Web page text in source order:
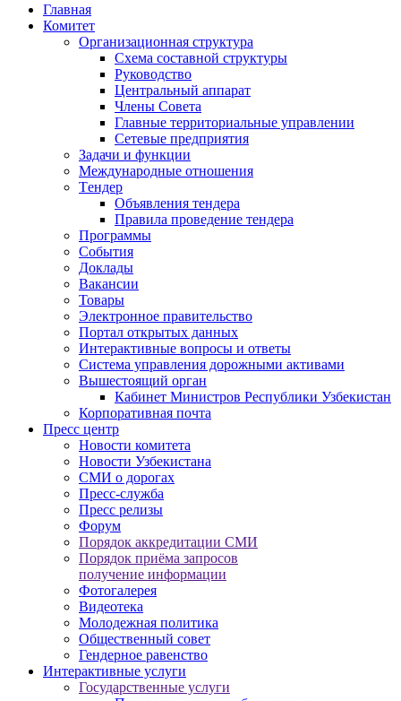
Главная
Комитет
Организационная структура
Схема составной структуры
Руководство
Центральный аппарат
Члены Совета
Главные территориальные управлении
Сетевые предприятия
Задачи и функции
Международные отношения
Tендер
Объявления тендера
Правила проведение тендера
Программы
Cобытия
Доклады
Вакансии
Товары
Электронное правительство
Портал открытых данных
Интерактивные вопросы и ответы
Система управления дорожными активами
Вышестоящий орган
Кабинет Министров Республики Узбекистан
Корпоративная почта
Пресс центр
Новости комитета
Новости Узбекистана
СМИ о дорогах
Пресс-служба
Пресс релизы
Форум
Порядок аккредитации СМИ
Порядок приёма запросов
получение информации
Фотогалерея
Видеотека
Молодежная политика
Общественный совет
Гендерное равенство
Интерактивные услуги
Государственные услуги